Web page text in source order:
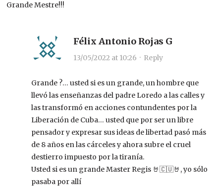
Grande Mestre!!!
Félix Antonio Rojas G
13/05/2022 at 10:26 · Reply
Grande ?… usted si es un grande, un hombre que
llevó las enseñanzas del padre Loredo a las calles y
las transformó en acciones contundentes por la
Liberación de Cuba… usted que por ser un libre
pensador y expresar sus ideas de libertad pasó más
de 8 años en las cárceles y ahora subre el cruel
destierro impuesto por la tiranía.
Usted si es un grande Master Regis 🤘🇨🇺🤘, yo sólo
pasaba por allí